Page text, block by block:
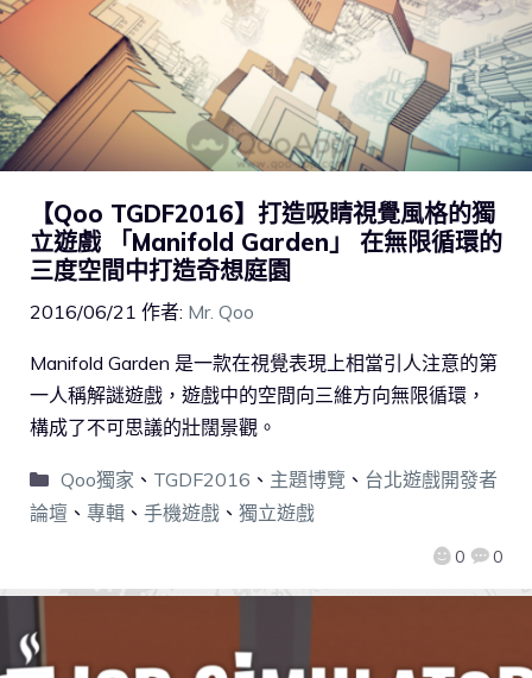
【Qoo TGDF2016】打造吸睛視覺風格的獨
立遊戲 「Manifold Garden」 在無限循環的
三度空間中打造奇想庭園
2016/06/21 作者: Mr. Qoo
0 0
Manifold Garden 是一款在視覺表現上相當引人注意的第
一人稱解謎遊戲，遊戲中的空間向三維方向無限循環，
構成了不可思議的壯闊景觀。
Qoo獨家 、 TGDF2016 、 主題博覽 、 台北遊戲開發者
論壇 、 專輯 、 手機遊戲 、 獨立遊戲